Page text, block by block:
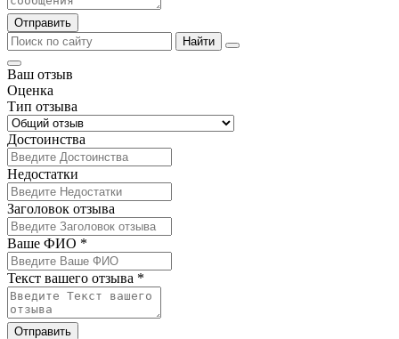
Отправить
Найти
Ваш отзыв
Оценка
Тип отзыва
Достоинства
Недостатки
Заголовок отзыва
Ваше ФИО *
Текст вашего отзыва *
Отправить